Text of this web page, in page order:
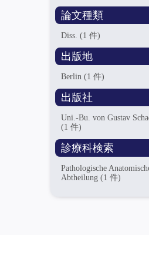
論文種類
Diss.(1 件)
出版地
Berlin(1 件)
出版社
Uni.-Bu. von Gustav
(1 件)
診療科検索
Pathologische
Abtheilung(1 件)